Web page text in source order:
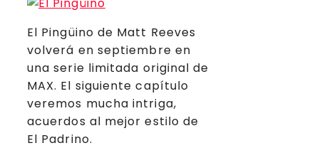
El Pingüino de Matt Reeves
volverá en septiembre en
una serie limitada original de
MAX. El siguiente capítulo
veremos mucha intriga,
acuerdos al mejor estilo de
El Padrino.